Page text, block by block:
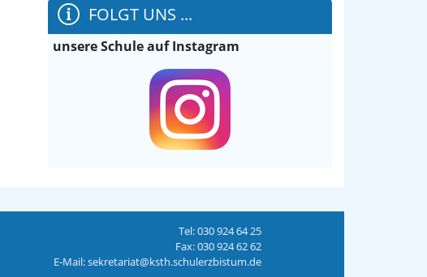
FOLGT UNS ...
unsere Schule auf Instagram
Tel: 030 924 64 25
Fax: 030 924 62 62
E-Mail: sekretariat@ksth.schulerzbistum.de